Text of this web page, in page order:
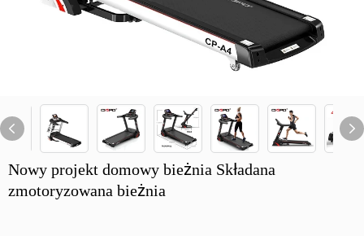
Nowy projekt domowy bieżnia Składana
zmotoryzowana bieżnia